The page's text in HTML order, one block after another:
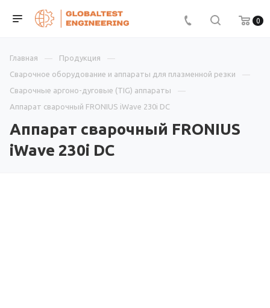
0
Главная
Продукция
Сварочное оборудование и аппараты для плазменной резки
Сварочные аргоно-дуговые (TIG) аппараты
Аппарат сварочный FRONIUS iWave 230i DC
Аппарат сварочный FRONIUS
iWave 230i DC